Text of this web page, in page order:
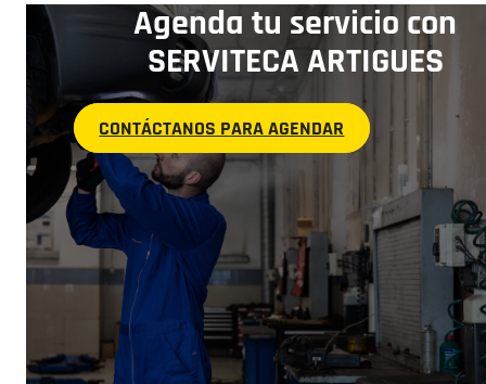
Agenda tu servicio con
SERVITECA ARTIGUES
CONTÁCTANOS PARA AGENDAR